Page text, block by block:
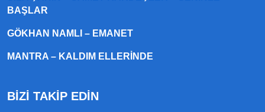
BAŞLAR
GÖKHAN NAMLI – EMANET
MANTRA – KALDIM ELLERINDE
BİZİ TAKİP EDİN